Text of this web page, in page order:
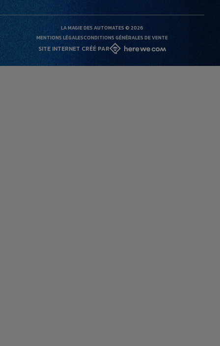
LA MAGIE DES AUTOMATES © 2026
MENTIONS LÉGALESCONDITIONS GÉNÉRALES DE VENTE
SITE INTERNET CRÉÉ PAR